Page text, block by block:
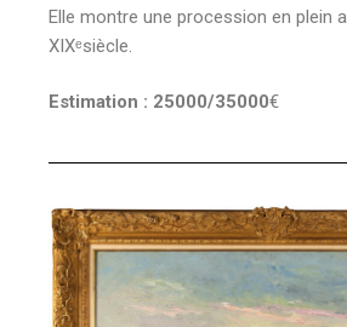
Elle montre une procession en plein
XIXᵉsiècle.
Estimation : 25000/35000€